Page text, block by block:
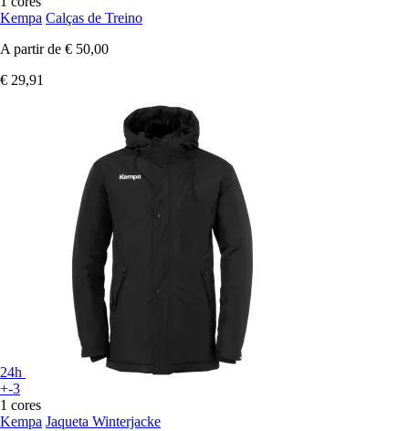
Kempa Calças de Treino
A partir de € 50,00
€ 29,91
24h
+-3
1 cores
Kempa Jaqueta Winterjacke